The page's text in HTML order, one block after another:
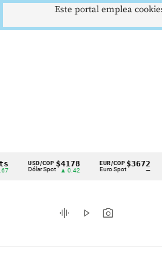
Cintillo
indicadores
económicos
USD/COP
Dólar Spot
$4178
▲ 0.42
EUR/COP
Euro Spot
$3672
graphic_eq play_arrow photo_camera
Este portal emplea